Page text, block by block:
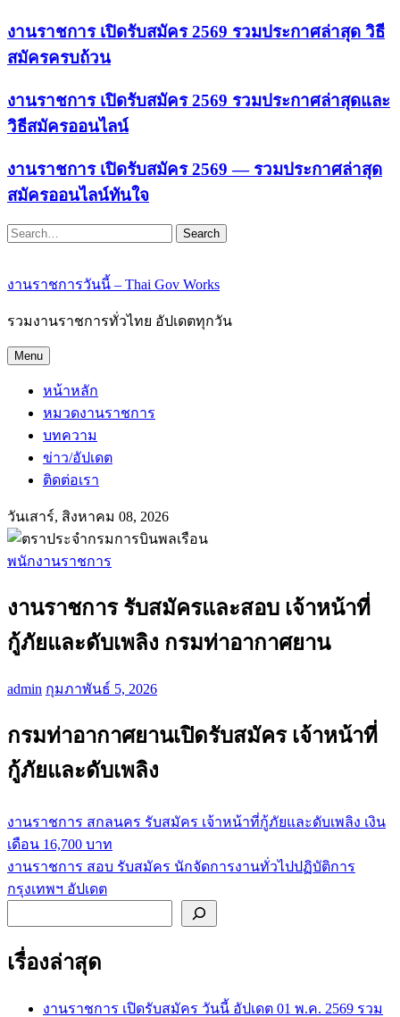
งานราชการ เปิดรับสมัคร 2569 รวมประกาศล่าสุด วิธี
สมัครครบถ้วน
งานราชการ เปิดรับสมัคร 2569 รวมประกาศล่าสุดและ
วิธีสมัครออนไลน์
งานราชการ เปิดรับสมัคร 2569 — รวมประกาศล่าสุด
สมัครออนไลน์ทันใจ
Search
งานราชการวันนี้ – Thai Gov Works
รวมงานราชการทั่วไทย อัปเดตทุกวัน
Menu
หน้าหลัก
หมวดงานราชการ
บทความ
ข่าว/อัปเดต
ติดต่อเรา
วันเสาร์, สิงหาคม 08, 2026
พนักงานราชการ
งานราชการ รับสมัครและสอบ เจ้าหน้าที่
กู้ภัยและดับเพลิง กรมท่าอากาศยาน
admin กุมภาพันธ์ 5, 2026
กรมท่าอากาศยานเปิดรับสมัคร เจ้าหน้าที่
กู้ภัยและดับเพลิง
แนะแนว
เรื่อง
งานราชการ สกลนคร รับสมัคร เจ้าหน้าที่กู้ภัยและดับเพลิง เงิน
เดือน 16,700 บาท
งานราชการ สอบ รับสมัคร นักจัดการงานทั่วไปปฏิบัติการ
กรุงเทพฯ อัปเดต
เรื่องล่าสุด
งานราชการ เปิดรับสมัคร วันนี้ อัปเดต 01 พ.ค. 2569 รวม